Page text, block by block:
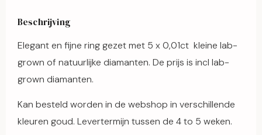
Beschrijving
Elegant en fijne ring gezet met 5 x 0,01ct kleine lab-
grown of natuurlijke diamanten. De prijs is incl lab-
grown diamanten.
Kan besteld worden in de webshop in verschillende
kleuren goud. Levertermijn tussen de 4 to 5 weken.